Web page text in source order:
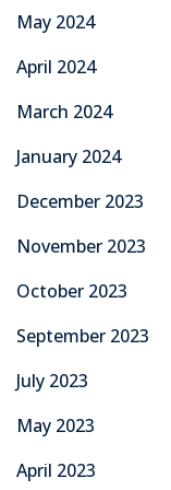
May 2024
April 2024
March 2024
January 2024
December 2023
November 2023
October 2023
September 2023
July 2023
May 2023
April 2023